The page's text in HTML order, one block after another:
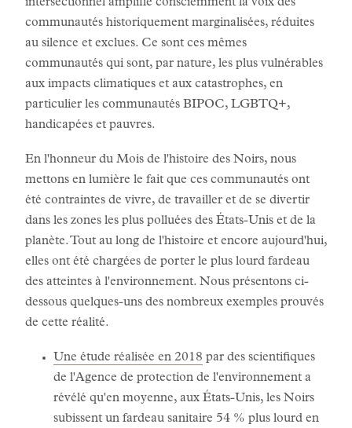
intersectionnel amplifie consciemment la voix des
communautés historiquement marginalisées, réduites
au silence et exclues. Ce sont ces mêmes
communautés qui sont, par nature, les plus vulnérables
aux impacts climatiques et aux catastrophes, en
particulier les communautés BIPOC, LGBTQ+,
handicapées et pauvres.
En l'honneur du Mois de l'histoire des Noirs, nous
mettons en lumière le fait que ces communautés ont
été contraintes de vivre, de travailler et de se divertir
dans les zones les plus polluées des États-Unis et de la
planète. Tout au long de l'histoire et encore aujourd'hui,
elles ont été chargées de porter le plus lourd fardeau
des atteintes à l'environnement. Nous présentons ci-
dessous quelques-uns des nombreux exemples prouvés
de cette réalité.
Une étude réalisée en 2018 par des scientifiques
de l'Agence de protection de l'environnement a
révélé qu'en moyenne, aux États-Unis, les Noirs
subissent un fardeau sanitaire 54 % plus lourd en